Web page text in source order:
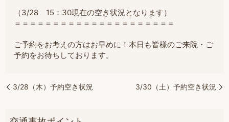
（3/28 15：30現在の空き状況となります）
＝＝＝＝＝＝＝＝＝＝＝＝＝＝＝＝＝＝＝＝＝
ご予約をお考えの方はお早めに！本日も皆様のご来院・ご
予約をお待ちしております。
3/28（木）予約空き状況 3/30（土）予約空き状況